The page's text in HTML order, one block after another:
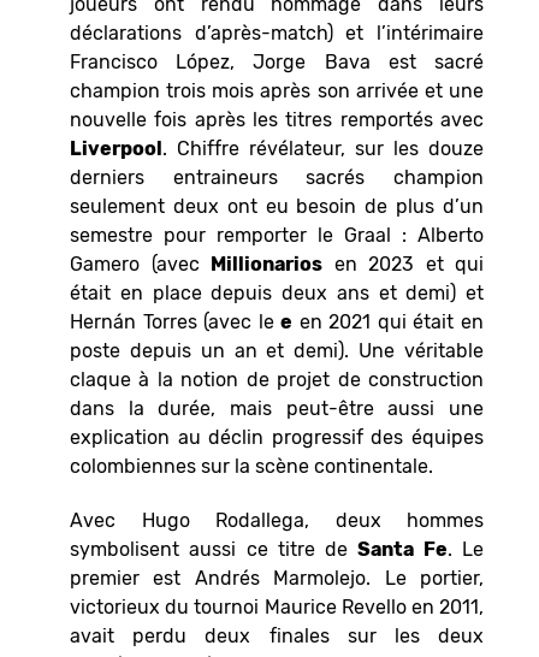
déclarations d’après-match) et l’intérimaire
Francisco López, Jorge Bava est sacré
champion trois mois après son arrivée et une
nouvelle fois après les titres remportés avec
Liverpool. Chiffre révélateur, sur les douze
derniers entraineurs sacrés champion
seulement deux ont eu besoin de plus d’un
semestre pour remporter le Graal : Alberto
Gamero (avec Millionarios en 2023 et qui
était en place depuis deux ans et demi) et
Hernán Torres (avec lee en 2021 qui était en
poste depuis un an et demi). Une véritable
claque à la notion de projet de construction
dans la durée, mais peut-être aussi une
explication au déclin progressif des équipes
colombiennes sur la scène continentale.
Avec Hugo Rodallega, deux hommes
symbolisent aussi ce titre deSanta Fe. Le
premier est Andrés Marmolejo. Le portier,
victorieux du tournoi Maurice Revello en 2011,
avait perdu deux finales sur les deux